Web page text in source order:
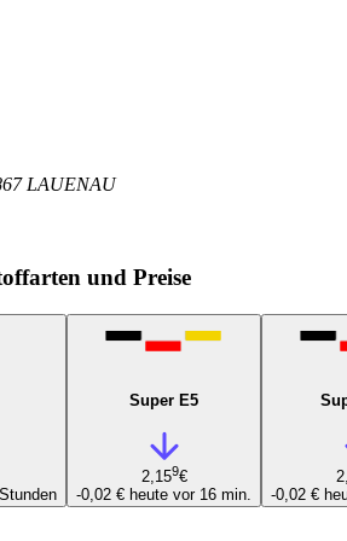
LAUENAU
und Preise
Super E5
2,159€
-0,02 € heute vor 16 min.
-0,02 €